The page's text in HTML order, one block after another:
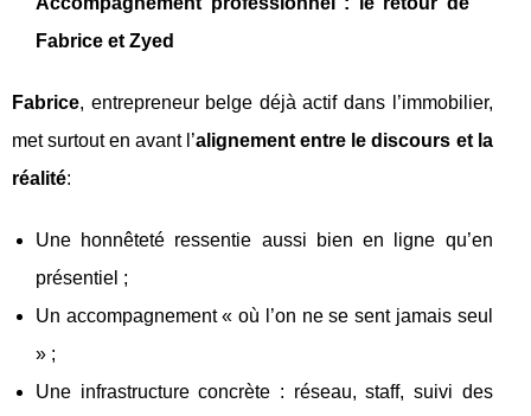
Fabrice et Zyed
Fabrice, entrepreneur belge déjà actif dans l’immobilier,
met surtout en avant l’alignement entre le discours et la
réalité:
Une honnêteté ressentie aussi bien en ligne qu’en
présentiel ;
Un accompagnement « où l’on ne se sent jamais seul
» ;
Une infrastructure concrète : réseau, staff, suivi des